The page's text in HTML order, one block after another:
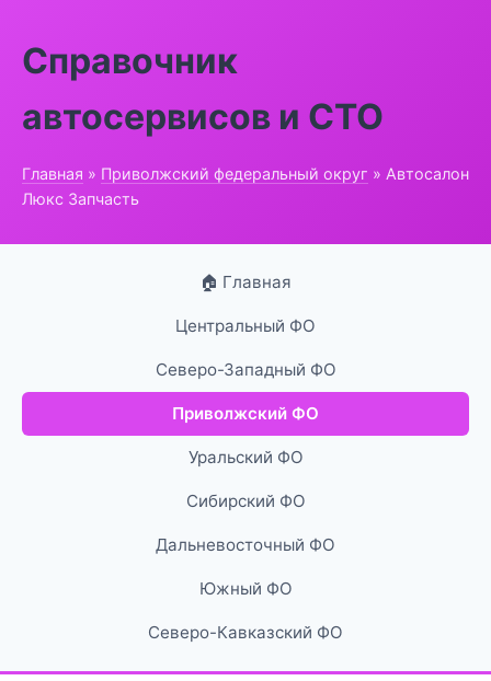
Справочник
автосервисов и СТО
Главная » Приволжский федеральный округ » Автосалон
Люкс Запчасть
🏠 Главная
Центральный ФО
Северо-Западный ФО
Приволжский ФО
Уральский ФО
Сибирский ФО
Дальневосточный ФО
Южный ФО
Северо-Кавказский ФО